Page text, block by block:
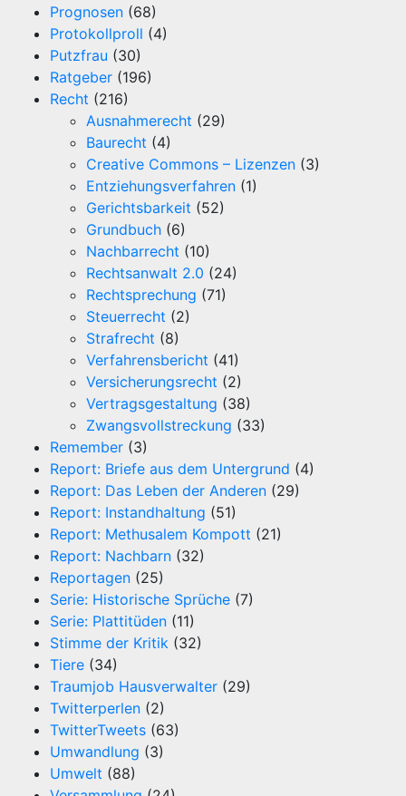
Prognosen (68)
Protokollproll (4)
Putzfrau (30)
Ratgeber (196)
Recht (216)
Ausnahmerecht (29)
Baurecht (4)
Creative Commons – Lizenzen (3)
Entziehungsverfahren (1)
Gerichtsbarkeit (52)
Grundbuch (6)
Nachbarrecht (10)
Rechtsanwalt 2.0 (24)
Rechtsprechung (71)
Steuerrecht (2)
Strafrecht (8)
Verfahrensbericht (41)
Versicherungsrecht (2)
Vertragsgestaltung (38)
Zwangsvollstreckung (33)
Remember (3)
Report: Briefe aus dem Untergrund (4)
Report: Das Leben der Anderen (29)
Report: Instandhaltung (51)
Report: Methusalem Kompott (21)
Report: Nachbarn (32)
Reportagen (25)
Serie: Historische Sprüche (7)
Serie: Plattitüden (11)
Stimme der Kritik (32)
Tiere (34)
Traumjob Hausverwalter (29)
Twitterperlen (2)
TwitterTweets (63)
Umwandlung (3)
Umwelt (88)